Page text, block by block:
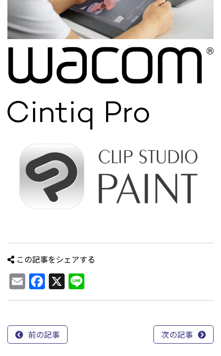
この記事をシェアする
EmailFacebook
X
前の記事 次の記事